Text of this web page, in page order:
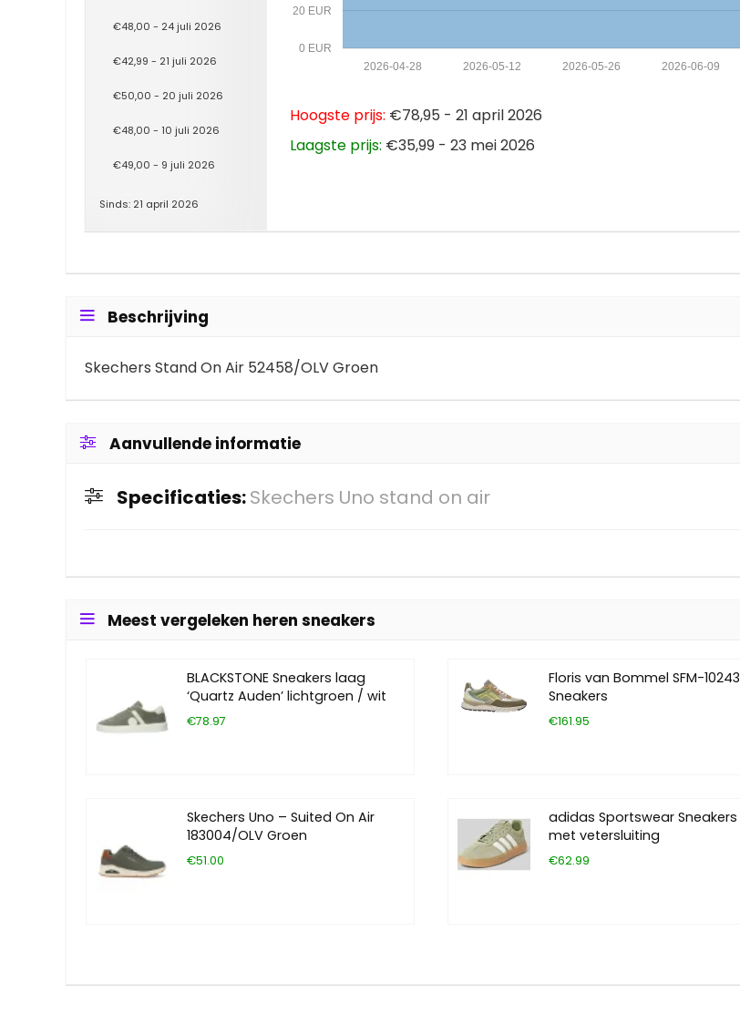
€48,00 - 24 juli 2026
€42,99 - 21 juli 2026
€50,00 - 20 juli 2026
€48,00 - 10 juli 2026
€49,00 - 9 juli 2026
Sinds: 21 april 2026
0 EUR
20 EUR
2026-06-09
2026-05-26
2026-05-12
2026-04-28
Hoogste prijs: €78,95 - 21 april 2026
Laagste prijs: €35,99 - 23 mei 2026
Beschrijving
Skechers Stand On Air 52458/OLV Groen
Aanvullende informatie
Specificaties:Skechers Uno stand on air
Meest vergeleken heren sneakers
BLACKSTONE Sneakers laag
‘Quartz Auden’ lichtgroen / wit
€78.97
Floris van Bommel SFM-10243
Sneakers
€161.95
Skechers Uno – Suited On Air
183004/OLV Groen
€51.00
adidas Sportswear Sneakers
met vetersluiting
€62.99